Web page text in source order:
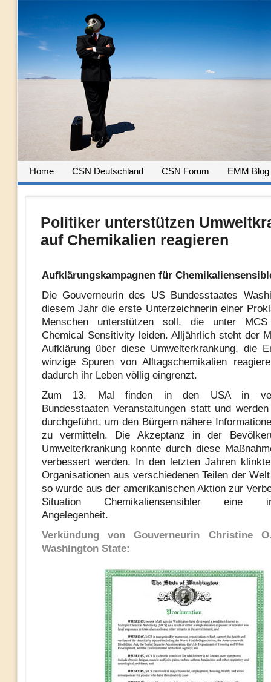
Home CSN Deutschland CSN Forum EMM Blog
Politiker unterstützen
auf Chemikalien reagieren
Aufklärungskampagnen für
Die Gouverneurin des US Bundesstaates
diesem Jahr die erste Unterzeichnerin einer
Menschen unterstützen soll, die unter
Chemical Sensitivity leiden. Alljährlich steht der
Aufklärung über diese Umwelterkrankung, die
winzige Spuren von Alltagschemikalien
dadurch ihr Leben völlig eingrenzt.
Zum 13. Mal finden in den USA in
Bundesstaaten Veranstaltungen statt und
durchgeführt, um den Bürgern nähere
zu vermitteln. Die Akzeptanz in der
Umwelterkrankung konnte durch diese
verbessert werden. In den letzten Jahren
Organisationen aus verschiedenen Teilen der
so wurde aus der amerikanischen Aktion zur
Situation Chemikaliensensibler eine
Angelegenheit.
Verkündung von Gouverneurin Christine
Washington State: